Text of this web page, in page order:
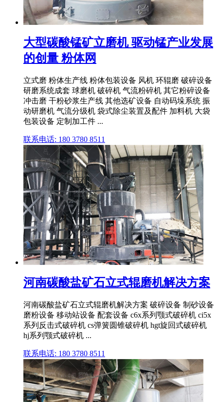
大型碳酸锰矿立磨机 驱动锰产业发展
的创量 粉体网
立式磨 粉体生产线 粉体包装设备 风机 环辊磨 破碎设备
研磨系统成套 球磨机 破碎机 气流粉碎机 其它粉碎设备
冲击磨 干粉砂浆生产线 其他选矿设备 自动码垛系统 振
动研磨机 气流分级机 袋式除尘装置及配件 加料机 大袋
包装设备 定制加工件 ...
联系电话: 180 3780 8511
河南碳酸盐矿石立式辊磨机解决方案
河南碳酸盐矿石立式辊磨机解决方案 破碎设备 制砂设备
磨粉设备 移动站设备 配套设备 c6x系列颚式破碎机 ci5x
系列反击式破碎机 cs弹簧圆锥破碎机 hgt旋回式破碎机
hj系列颚式破碎机 ...
联系电话: 180 3780 8511